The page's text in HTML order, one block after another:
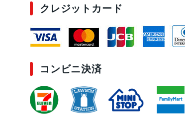
クレジットカード
コンビニ決済